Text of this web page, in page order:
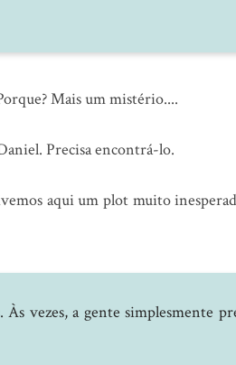
Mais um mistério....
Precisa encontrá-lo.
aqui um plot muito
Às vezes, a gente simplesmente